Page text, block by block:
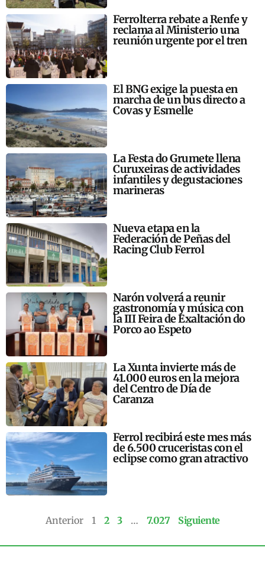
Ferrolterra rebate a Renfe y
reclama al Ministerio una
reunión urgente por el tren
El BNG exige la puesta en
marcha de un bus directo a
Covas y Esmelle
La Festa do Grumete llena
Curuxeiras de actividades
infantiles y degustaciones
marineras
Nueva etapa en la
Federación de Peñas del
Racing Club Ferrol
Narón volverá a reunir
gastronomía y música con
la III Feira de Exaltación do
Porco ao Espeto
La Xunta invierte más de
41.000 euros en la mejora
del Centro de Día de
Caranza
Ferrol recibirá este mes más
de 6.500 cruceristas con el
eclipse como gran atractivo
Anterior 1 2 3 … 7.027 Siguiente